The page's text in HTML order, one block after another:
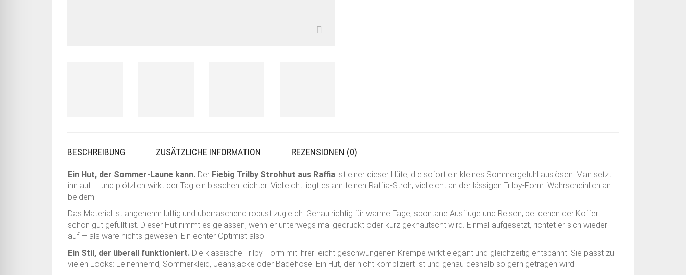
BESCHREIBUNG ZUSÄTZLICHE INFORMATION REZENSIONEN (0)
Ein Hut, der Sommer-Laune kann. Der Fiebig Trilby Strohhut aus Raffia ist einer dieser Hüte, die sofort ein kleines Sommergefühl auslösen. Man setzt
ihn auf — und plötzlich wirkt der Tag ein bisschen leichter. Vielleicht liegt es am feinen Raffia-Stroh, vielleicht an der lässigen Trilby-Form. Wahrscheinlich an
beidem.
Das Material ist angenehm luftig und überraschend robust zugleich. Genau richtig für warme Tage, spontane Ausflüge und Reisen, bei denen der Koffer
schon gut gefüllt ist. Dieser Hut nimmt es gelassen, wenn er unterwegs mal gedrückt oder kurz geknautscht wird. Einmal aufgesetzt, richtet er sich wieder
auf — als wäre nichts gewesen. Ein echter Optimist also.
Ein Stil, der überall funktioniert. Die klassische Trilby-Form mit ihrer leicht geschwungenen Krempe wirkt elegant und gleichzeitig entspannt. Sie passt zu
vielen Looks: Leinenhemd, Sommerkleid, Jeansjacke oder Badehose. Ein Hut, der nicht kompliziert ist und genau deshalb so gern getragen wird.